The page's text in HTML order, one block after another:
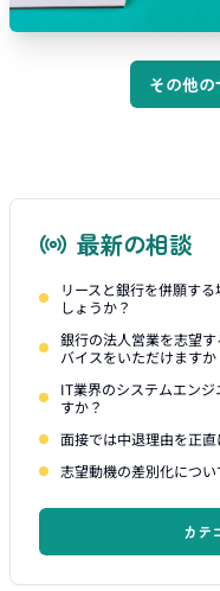
その他
最新の相談
リースと銀行を併願す
しょうか？
銀行の法人営業を志望
バイスをいただけますか
IT業界のシステムエン
すか？
面接では中退理由を正
志望動機の差別化につ
カテ